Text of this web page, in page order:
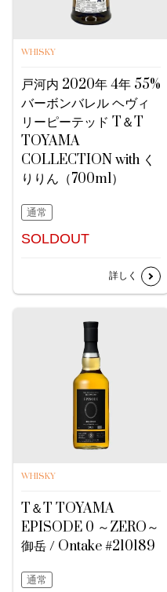
WHISKY
戸河内 2020年 4年 55%
バーボンバレル ヘヴィ
リーピーテッド T＆T
TOYAMA
COLLECTION with く
りりん（700ml）
通常
SOLDOUT
詳しく
WHISKY
T＆T TOYAMA
EPISODE 0 ～ZERO～
御岳 / Ontake #210189
通常